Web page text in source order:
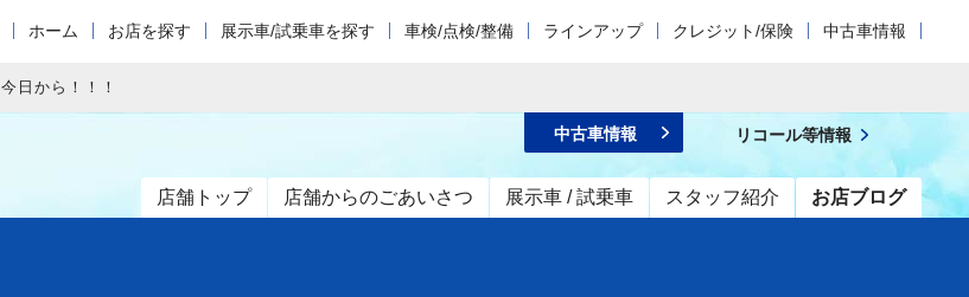
ホーム お店を探す 展示車/試乗車を探す 車検/点検/整備 ラインアップ クレジット/保険 中古車情報
今日から！！！
店舗トップ 店舗からのごあいさつ 展示車 / 試乗車 スタッフ紹介 お店ブログ
中古車情報 リコール等情報